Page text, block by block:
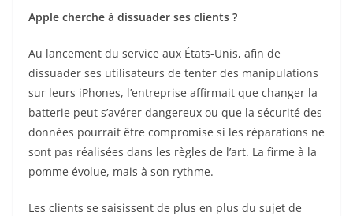
Apple cherche à dissuader ses clients ?
Au lancement du service aux États-Unis, afin de
dissuader ses utilisateurs de tenter des manipulations
sur leurs iPhones, l’entreprise affirmait que changer la
batterie peut s’avérer dangereux ou que la sécurité des
données pourrait être compromise si les réparations ne
sont pas réalisées dans les règles de l’art. La firme à la
pomme évolue, mais à son rythme.
Les clients se saisissent de plus en plus du sujet de